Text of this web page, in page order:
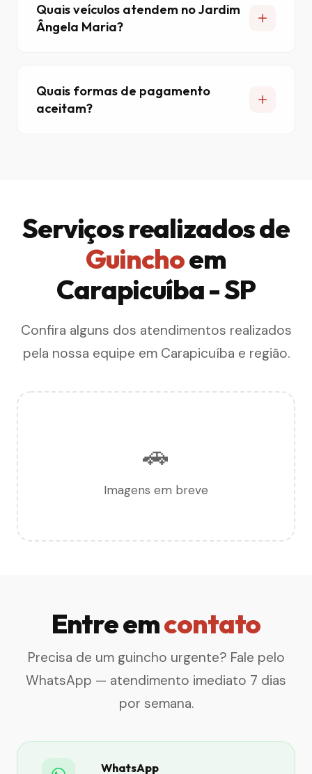
Quais veículos atendem no Jardim
Ângela Maria?
Quais formas de pagamento
aceitam?
Serviços realizados de
Guinchoem
Carapicuíba - SP
Confira alguns dos atendimentos realizados
pela nossa equipe em Carapicuíba e região.
🚗
Imagens em breve
Entre emcontato
Precisa de um guincho urgente? Fale pelo
WhatsApp — atendimento imediato 7 dias
por semana.
WhatsApp